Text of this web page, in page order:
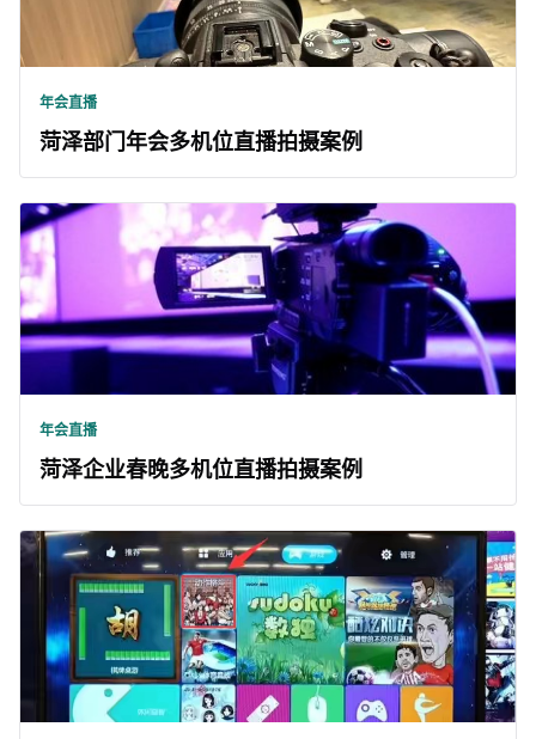
年会直播
菏泽部门年会多机位直播拍摄案例
年会直播
菏泽企业春晚多机位直播拍摄案例